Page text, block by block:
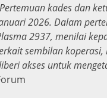
Pertemuan kades dan
2026. Dalam
2937, menilai
sembilan
akses untuk